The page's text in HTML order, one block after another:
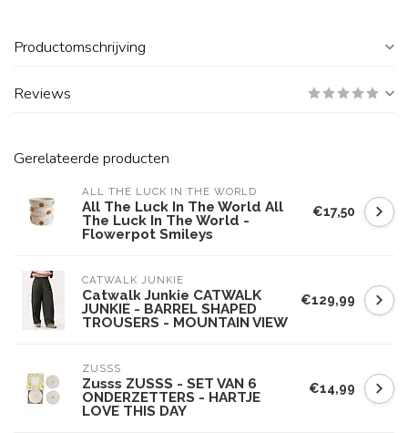
Productomschrijving
Reviews
Gerelateerde producten
ALL THE LUCK IN THE WORLD
All The Luck In The World All
The Luck In The World -
Flowerpot Smileys
€17,50
CATWALK JUNKIE
Catwalk Junkie CATWALK
JUNKIE - BARREL SHAPED
TROUSERS - MOUNTAIN VIEW
€129,99
ZUSSS
Zusss ZUSSS - SET VAN 6
ONDERZETTERS - HARTJE
LOVE THIS DAY
€14,99